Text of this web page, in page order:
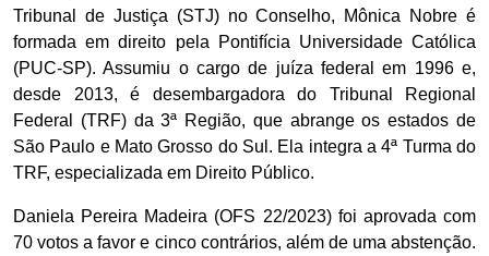
Tribunal de Justiça (STJ) no Conselho, Mônica Nobre é
formada em direito pela Pontifícia Universidade Católica
(PUC-SP). Assumiu o cargo de juíza federal em 1996 e,
desde 2013, é desembargadora do Tribunal Regional
Federal (TRF) da 3ª Região, que abrange os estados de
São Paulo e Mato Grosso do Sul. Ela integra a 4ª Turma do
TRF, especializada em Direito Público.
Daniela Pereira Madeira (OFS 22/2023) foi aprovada com
70 votos a favor e cinco contrários, além de uma abstenção.